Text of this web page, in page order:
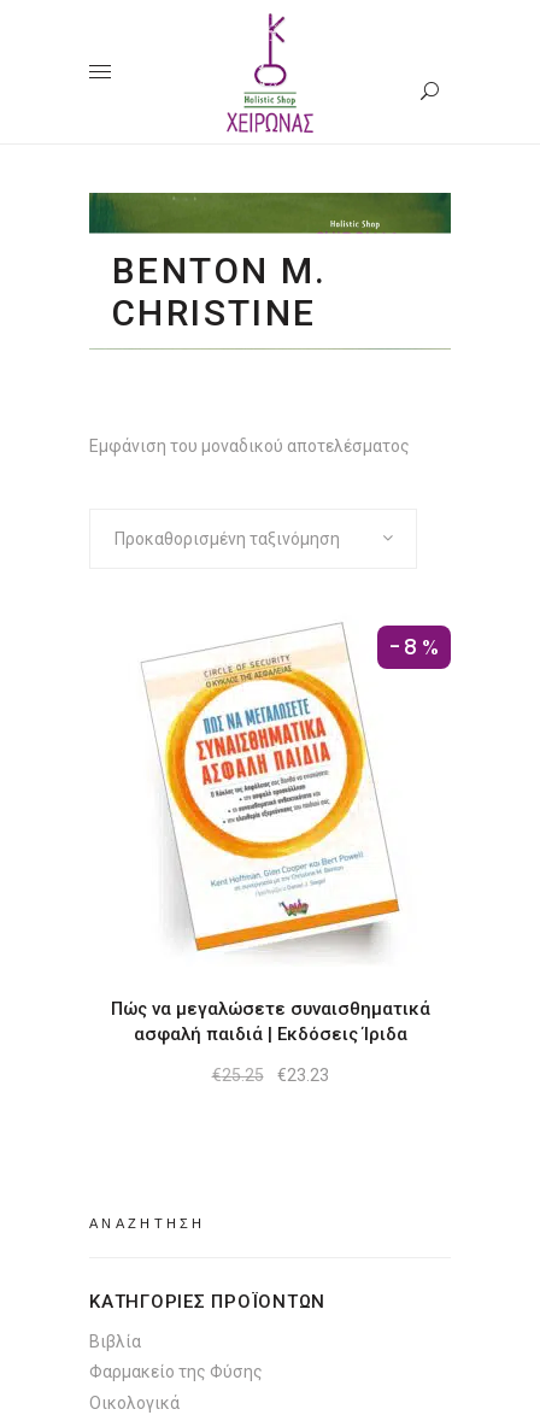
BENTON M.
CHRISTINE
Εμφάνιση του μοναδικού αποτελέσματος
Προκαθορισμένη ταξινόμηση
-8%
Πώς να μεγαλώσετε συναισθηματικά
ασφαλή παιδιά | Εκδόσεις Ίριδα
€25.25
Original
€23.23Η
ΚΑΤΗΓΟΡΙΕΣ ΠΡΟΪΟΝΤΩΝ
Βιβλία
Φαρμακείο της Φύσης
Οικολογικά